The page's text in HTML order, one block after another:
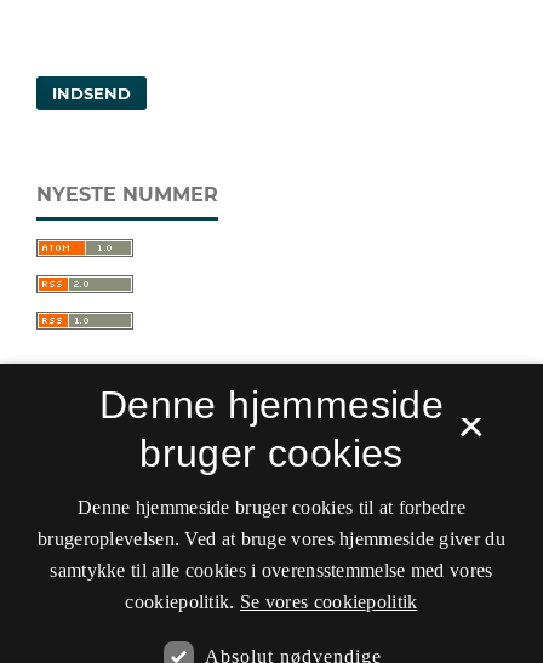
INDSEND
NYESTE NUMMER
Sprogforum. Tidsskrift for sprog- og
kulturpædagogik
ISSN 0909-9328 (Trykt)
ISSN 1399-8617 (Online)
Tilgængelighedserklæring
Det Kgl. Bibliotek
×
Denne hjemmeside
bruger cookies
Denne hjemmeside bruger cookies til at forbedre
brugeroplevelsen. Ved at bruge vores hjemmeside giver du
samtykke til alle cookies i overensstemmelse med vores
cookiepolitik. Se vores cookiepolitik
Absolut nødvendige